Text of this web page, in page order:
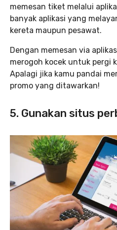
memesan tiket melalui
banyak aplikasi yang
kereta maupun pesawat.
Dengan memesan via
merogoh kocek untuk pergi
Apalagi jika kamu pandai
promo yang ditawarkan!
5. Gunakan situs